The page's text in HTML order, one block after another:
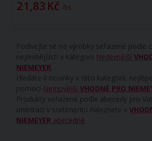
21,83 Kč / ks
Podívejte se na výrobky seřazené podle
nejlevnějších v kategorii Nejlevnější
NIEMEYER
Hledáte-li novinky v této kategorii,
pomocí NejnovějšíVHODNÉ PRO
Produkty seřazené podle abecedy pro
orientaci v sortimentu naleznete v
NIEMEYER abecedně